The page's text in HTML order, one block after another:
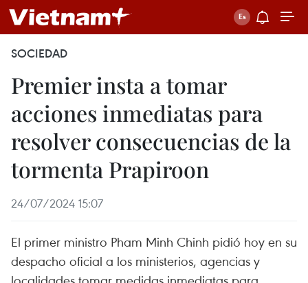
SOCIEDAD
Premier insta a tomar
acciones inmediatas para
resolver consecuencias de la
tormenta Prapiroon
24/07/2024 15:07
El primer ministro Pham Minh Chinh pidió hoy en su
despacho oficial a los ministerios, agencias y